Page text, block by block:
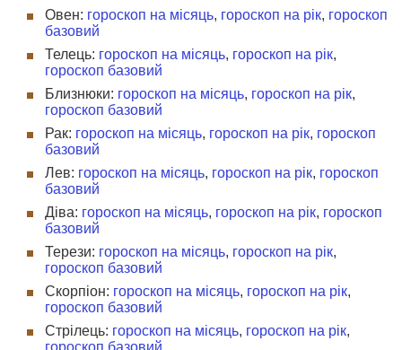
Овен: гороскоп на місяць, гороскоп на рік, гороскоп
базовий
Телець: гороскоп на місяць, гороскоп на рік,
гороскоп базовий
Близнюки: гороскоп на місяць, гороскоп на рік,
гороскоп базовий
Рак: гороскоп на місяць, гороскоп на рік, гороскоп
базовий
Лев: гороскоп на місяць, гороскоп на рік, гороскоп
базовий
Діва: гороскоп на місяць, гороскоп на рік, гороскоп
базовий
Терези: гороскоп на місяць, гороскоп на рік,
гороскоп базовий
Скорпіон: гороскоп на місяць, гороскоп на рік,
гороскоп базовий
Стрілець: гороскоп на місяць, гороскоп на рік,
гороскоп базовий